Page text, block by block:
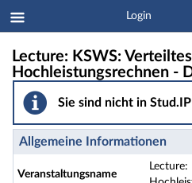
Login
Lecture: KSWS: Verteiltes
Hochleistungsrechnen -
Sie sind nicht in
Allgemeine Informationen
Veranstaltungsname
Lecture: